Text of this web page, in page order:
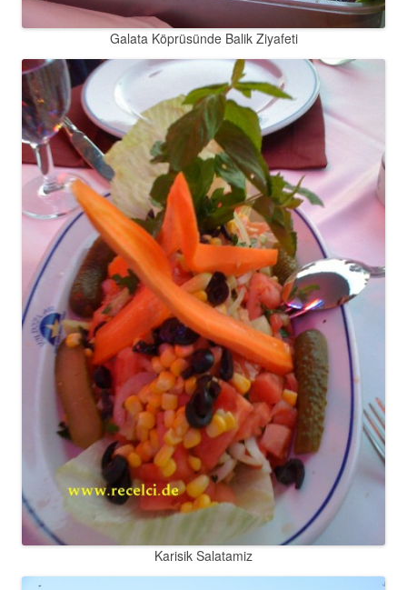
Galata Köprüsünde Balik Ziyafeti
Karisik Salatamiz